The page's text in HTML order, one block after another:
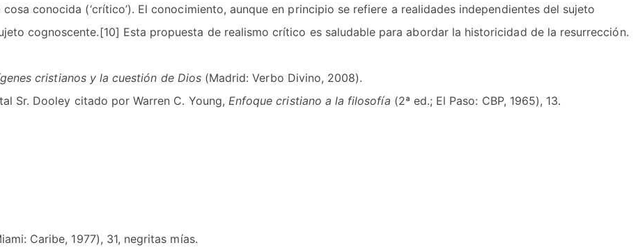
conocida (‘crítico’). El conocimiento, aunque en principio se refiere a realidades independientes del sujeto
cognoscente.[10] Esta propuesta de realismo crítico es saludable para abordar la historicidad de la resurrección.
cristianos y la cuestión de Dios(Madrid: Verbo Divino, 2008).
Sr. Dooley citado por Warren C. Young, Enfoque cristiano a la filosofía (2ª ed.; El Paso: CBP, 1965), 13.
Caribe, 1977), 31, negritas mías.